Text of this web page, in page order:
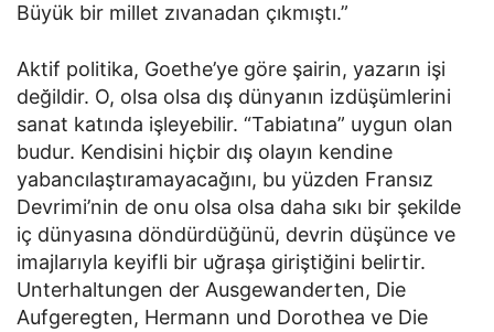
Büyük bir millet zıvanadan çıkmıştı.”
Aktif politika, Goethe’ye göre şairin, yazarın işi
değildir. O, olsa olsa dış dünyanın izdüşümlerini
sanat katında işleyebilir. “Tabiatına” uygun olan
budur. Kendisini hiçbir dış olayın kendine
yabancılaştıramayacağını, bu yüzden Fransız
Devrimi’nin de onu olsa olsa daha sıkı bir şekilde
iç dünyasına döndürdüğünü, devrin düşünce ve
imajlarıyla keyifli bir uğraşa giriştiğini belirtir.
Unterhaltungen der Ausgewanderten, Die
Aufgeregten, Hermann und Dorothea ve Die